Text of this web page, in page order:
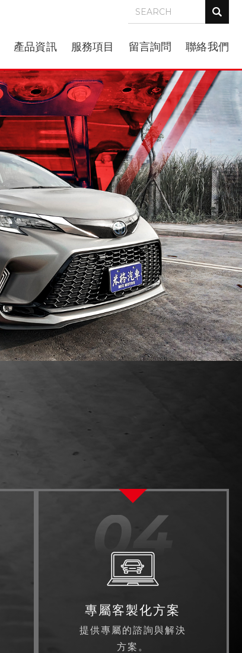
產品資訊 服務項目 留言詢問 聯絡我們
04
專屬客製化方案
提供專屬的諮詢與解決
方案。